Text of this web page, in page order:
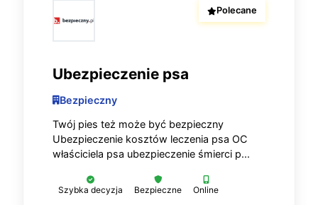
Polecane
Ubezpieczenie psa
Bezpieczny
Twój pies też może być bezpieczny
Ubezpieczenie kosztów leczenia psa OC
właściciela psa ubezpieczenie śmierci p...
Szybka decyzja Bezpieczne Online